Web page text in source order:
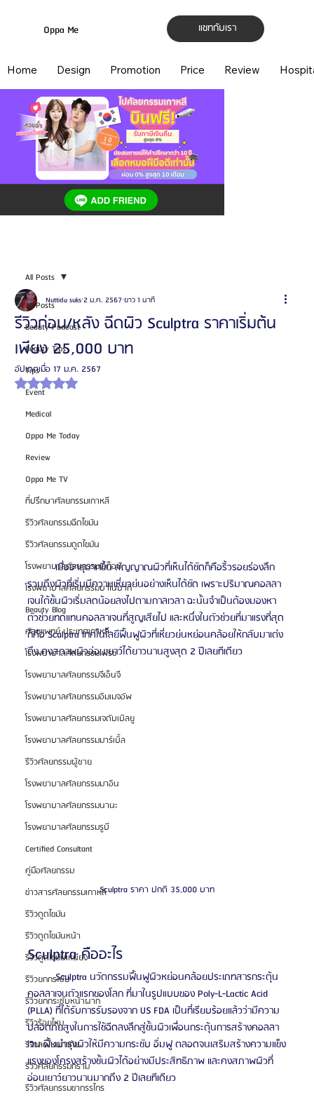
แชทกับเรา
Oppa Me
Home Design Promotion Price Review
All Posts
Beauty Podcast
Beauty Tips
Tips
Event
Medical
Oppa Me Today
Review
Oppa Me TV
ที่ปรึกษาศัลยกรรมเกาหลี
รีวิวศัลยกรรมฉีดไขมัน
รีวิวศัลยกรรมดูดไขมัน
โรงพยาบาลศัลยกรรมเอท็อป
โรงพยาบาลศัลยกรรมบาโนบากิ
Beauty Blog
ศัลยแพทย์ ประเทศเกาหลี
โรงพยาบาลศัลยกรรมเฟรช
โรงพยาบาลศัลยกรรมจีเอ็นจี
โรงพยาบาลศัลยกรรมอิมเมจอัพ
โรงพยาบาลศัลยกรรมเจดับเบิลยู
โรงพยาบาลศัลยกรรมมาร์เบิ้ล
รีวิวศัลยกรรมผู้ชาย
โรงพยาบาลศัลยกรรมมาอิน
โรงพยาบาลศัลยกรรมนานะ
โรงพยาบาลศัลยกรรมรูบี
Certified Consultant
คู่มือศัลยกรรม
ข่าวสารศัลยกรรมเกาหลี
รีวิวดูดไขมัน
รีวิวดูดไขมันหน้า
รีวิวดูดไขมันเหนียง
รีวิวยกกระชับ
รีวิวยกกระชับหน้าผาก
รีวิวร้อยไหม
รีวิวลดโหนกแก้ม
รีวิวศัลยกรรมกราม
รีวิวศัลยกรรมขากรรไกร
All Posts
รีวิวก่อน/หลัง ฉีดผิว Sculptra ราคาเริ่มต้น
เพียง 25,000 บาท
Nuttida suks2 ม.ค. 2567 ยาว 1 นาที
อัปเดตเมื่อ 17 ม.ค. 2567
ได้รับ NaN เต็ม 5 ดาว
	เมื่ออายุมากขึ้น สัญญาณผิวที่เห็นได้ชัดก็คือริ้วรอยร่องลึก
รวมถึงผิวที่เริ่มมีความเหี่ยวย่นอย่างเห็นได้ชัด เพราะปริมาณคอลลา
เจนใต้ชั้นผิวเริ่มลดน้อยลงไปตามกาลเวลา ฉะนั้นจำเป็นต้องมองหา
ตัวช่วยทดแทนคอลลาเจนที่สูญเสียไป และหนึ่งในตัวช่วยที่มาแรงที่สุด
ก็คือ Sculptra เทคโนโลยีฟื้นฟูผิวที่เหี่ยวย่นหย่อนคล้อยให้กลับมาเต่ง
ตึง คงสภาพผิวอ่อนเยาว์ได้ยาวนานสูงสุด 2 ปีเลยทีเดียว
Sculptra ราคา ปกติ 35,000 บาท
Sculptra คืออะไร
	Sculptra นวัตกรรมฟื้นฟูผิวหย่อนคล้อยประเภทสารกระตุ้น
คอลลาเจนตัวแรกของโลก ที่มาในรูปแบบของ Poly-L-Lactic Acid
(PLLA) ที่ได้รับการรับรองจาก US FDA เป็นที่เรียบร้อยแล้วว่ามีความ
ปลอดภัยสูงในการใช้ฉีดลงลึกสู่ชั้นผิวเพื่อนกระตุ้นการสร้างคอลลา
เจน ฟื้นบำรุงผิวให้มีความกระชับ อิ่มฟู ตลอดจนเสริมสร้างความแข็ง
แรงของโครงสร้างชั้นผิวได้อย่างมีประสิทธิภาพ และคงสภาพผิวที่
อ่อนเยาว์ยาวนานมากถึง 2 ปีเลยทีเดียว